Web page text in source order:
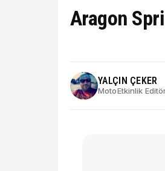
Aragon
YALÇIN ÇEKER
MotoEtkinlik